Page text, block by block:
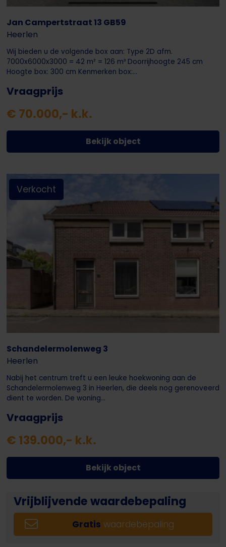
Jan Campertstraat 13 GB59
Heerlen
Wij bieden u de volgende box aan: Type 2D afm.
7000x6000x3000 = 42 m² = 126 m³ Doorrijhoogte 245 cm
Hoogte box: 300 cm Kenmerken box:...
Vraagprijs
€ 70.000,- k.k.
Bekijk object
Verkocht
Schandelermolenweg 3
Heerlen
Nabij het centrum treft u een leuke hoekwoning aan de
Schandelermolenweg 3 in Heerlen, die deels nog gerenoveerd
dient te worden. De woning...
Vraagprijs
€ 139.000,- k.k.
Bekijk object
Vrijblijvende waardebepaling
Gratis waardebepaling